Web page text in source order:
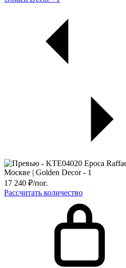
17 240 ₽/пог.
Рассчитать количество